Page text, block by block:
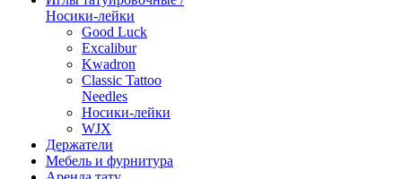
Носики-лейки
Good Luck
Excalibur
Kwadron
Classic Tattoo
Needles
Носики-лейки
WJX
Держатели
Мебель и фурнитура